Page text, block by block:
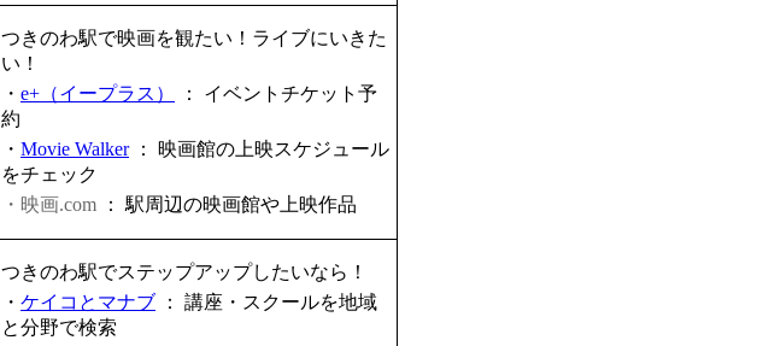
つきのわ駅で映画を観たい！ライブにいきた
い！
・ e+（イープラス） ： イベントチケット予
約
・ Movie Walker： 映画館の上映スケジュール
をチェック
・映画.com ： 駅周辺の映画館や上映作品
つきのわ駅でステップアップしたいなら！
・ ケイコとマナブ ： 講座・スクールを地域
と分野で検索